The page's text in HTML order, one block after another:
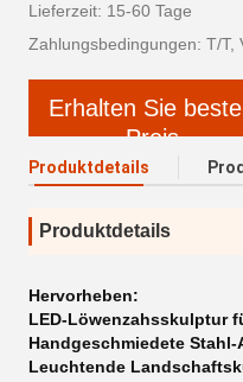
Lieferzeit: 15-60 Tage
Zahlungsbedingungen: T/T,
Erhalten Sie
Preis
Produktdetails
Produktdetails
Hervorheben:
LED-Löwenzahsskulptur
Handgeschmiedete
Leuchtende